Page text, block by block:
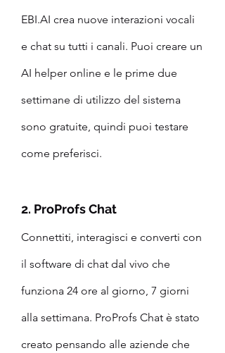
EBI.AI crea nuove interazioni vocali
e chat su tutti i canali. Puoi creare un
AI helper online e le prime due
settimane di utilizzo del sistema
sono gratuite, quindi puoi testare
come preferisci.
2. ProProfs Chat
Connettiti, interagisci e converti con
il software di chat dal vivo che
funziona 24 ore al giorno, 7 giorni
alla settimana. ProProfs Chat è stato
creato pensando alle aziende che